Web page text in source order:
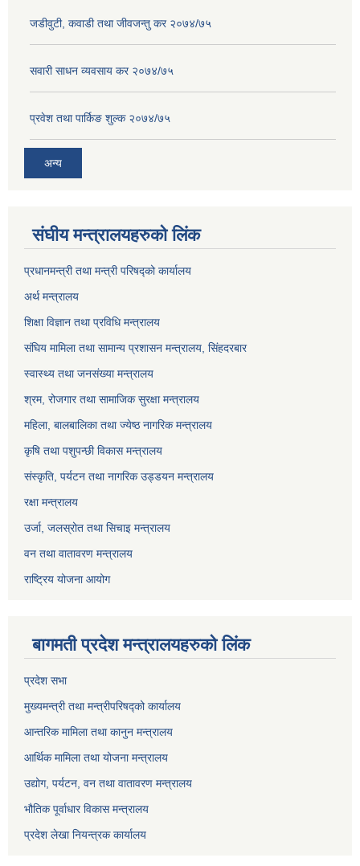
जडीवुटी, कवाडी तथा जीवजन्तु कर २०७४/७५
सवारी साधन व्यवसाय कर २०७४/७५
प्रवेश तथा पार्किङ शुल्क २०७४/७५
अन्य
संघीय मन्त्रालयहरुको लिंक
प्रधानमन्त्री तथा मन्त्री परिषद्को कार्यालय
अर्थ मन्त्रालय
शिक्षा विज्ञान तथा प्रविधि मन्त्रालय
संघिय मामिला तथा सामान्य प्रशासन मन्त्रालय, सिंहदरबार
स्वास्थ्य तथा जनसंख्या मन्त्रालय
श्रम, रोजगार तथा सामाजिक सुरक्षा मन्त्रालय
महिला, बालबालिका तथा ज्येष्ठ नागरिक मन्त्रालय
कृषि तथा पशुपन्छी विकास मन्त्रालय
संस्कृति, पर्यटन तथा नागरिक उड्डयन मन्त्रालय
रक्षा मन्त्रालय
उर्जा, जलस्रोत तथा सिचाइ मन्त्रालय
वन तथा वातावरण मन्त्रालय
राष्ट्रिय योजना आयोग
बागमती प्रदेश मन्त्रालयहरुको लिंक
प्रदेश सभा
मुख्यमन्त्री तथा मन्त्रीपरिषद्को कार्यालय
आन्तरिक मामिला तथा कानुन मन्त्रालय
आर्थिक मामिला तथा योजना मन्त्रालय
उद्योग, पर्यटन, वन तथा वातावरण मन्त्रालय
भौतिक पूर्वाधार विकास मन्त्रालय
प्रदेश लेखा नियन्त्रक कार्यालय